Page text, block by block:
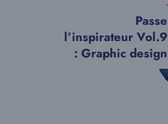
Passe
l’inspirateur Vol.9
: Graphic design